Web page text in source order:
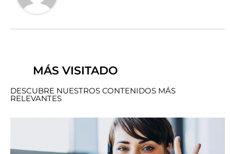
MÁS VISITADO
DESCUBRE NUESTROS CONTENIDOS MÁS
RELEVANTES